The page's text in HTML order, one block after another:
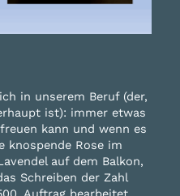
in unserem Beruf (der,
ist): immer etwas
kann und wenn es
knospende Rose im
auf dem Balkon,
Schreiben der Zahl